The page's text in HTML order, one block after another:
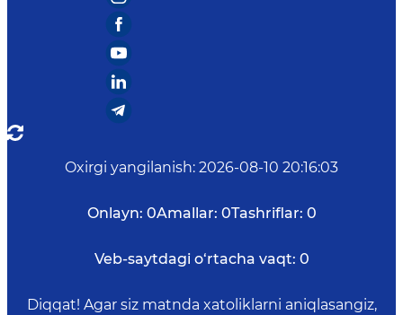
Oxirgi yangilanish: 2026-08-10 20:16:03
Onlayn: 0Amallar: 0Tashriflar: 0
Veb-saytdagi o‘rtacha vaqt: 0
Diqqat! Agar siz matnda xatoliklarni aniqlasangiz,